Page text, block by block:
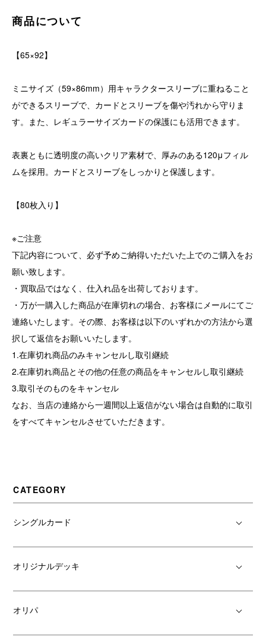
商品について
【65×92】
ミニサイズ（59×86mm）用キャラクタースリーブに重ねること
ができるスリーブで、カードとスリーブを傷や汚れから守りま
す。また、レギュラーサイズカードの保護にも活用できます。
表裏ともに透明度の高いクリア素材で、厚みのある120μフィル
ムを採用。カードとスリーブをしっかりと保護します。
【80枚入り】
※ご注意
下記内容について、必ず予めご納得いただいた上でのご購入をお
願い致します。
・買取品ではなく、仕入れ品を出荷しております。
・万が一購入した商品が在庫切れの場合、お客様にメールにてご
連絡いたします。その際、お客様は以下のいずれかの方法から選
択して返信をお願いいたします。
1.在庫切れ商品のみキャンセルし取引継続
2.在庫切れ商品とその他の任意の商品をキャンセルし取引継続
3.取引そのものをキャンセル
なお、当店の連絡から一週間以上返信がない場合は自動的に取引
をすべてキャンセルさせていただきます。
CATEGORY
シングルカード
オリジナルデッキ
オリパ